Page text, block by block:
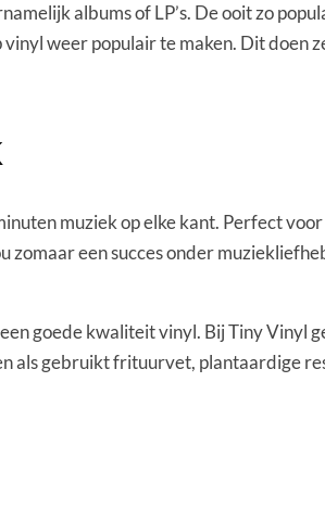
albums of LP’s. De ooit zo
weer populair te maken. Dit doen
muziek op elke kant. Perfect
zomaar een succes onder
goede kwaliteit vinyl. Bij Tiny
gebruikt frituurvet, plantaardige